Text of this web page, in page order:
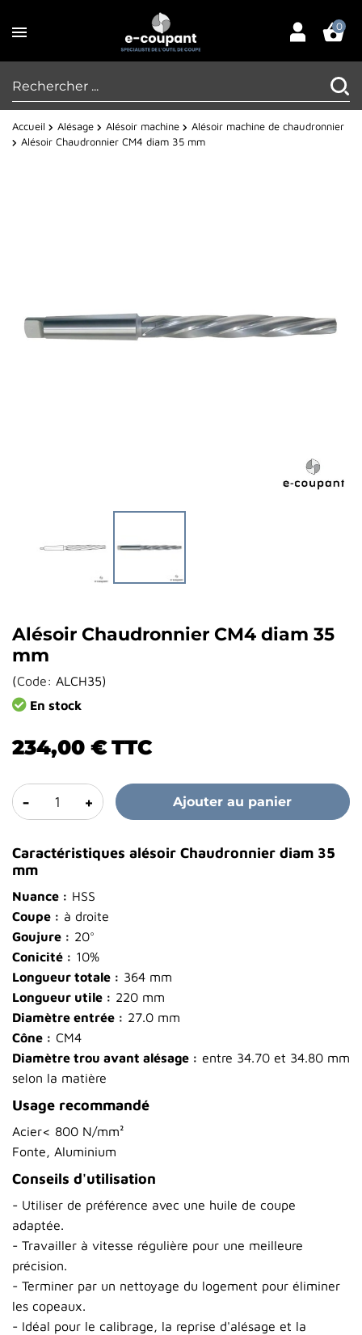
0
Accueil Alésage Alésoir machine
Alésoir machine de chaudronnier
Alésoir Chaudronnier CM4 diam 35 mm
Alésoir Chaudronnier CM4 diam 35
mm
(Code: ALCH35)
En stock
234,00 €TTC
- + Ajouter au panier
Caractéristiques alésoir Chaudronnier diam 35
mm
Nuance : HSS
Coupe : à droite
Goujure : 20°
Conicité : 10%
Longueur totale : 364 mm
Longueur utile : 220 mm
Diamètre entrée : 27.0 mm
Cône : CM4
Diamètre trou avant alésage : entre 34.70 et 34.80 mm
selon la matière
Usage recommandé
Acier< 800 N/mm²
Fonte, Aluminium
Conseils d'utilisation
- Utiliser de préférence avec une huile de coupe
adaptée.
- Travailler à vitesse régulière pour une meilleure
précision.
- Terminer par un nettoyage du logement pour éliminer
les copeaux.
- Idéal pour le calibrage, la reprise d'alésage et la